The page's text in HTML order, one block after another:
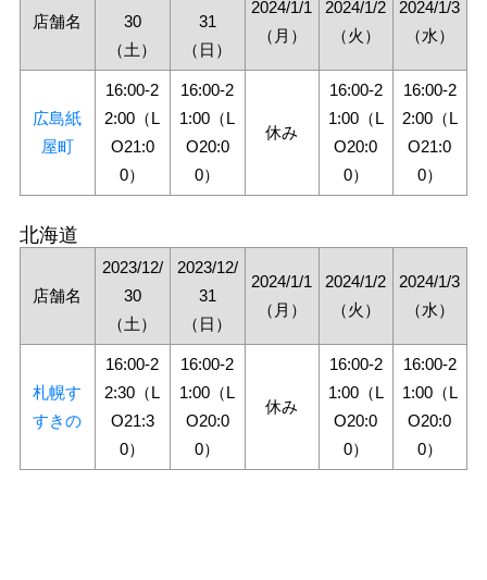
店舗名
30
（土）
31
（日）
2024/1/1
（月）
2024/1/2
（火）
2024/1/3
（水）
広島紙
屋町
16:00-2
2:00（L
O21:0
0）
16:00-2
1:00（L
O20:0
0）
休み
16:00-2
1:00（L
O20:0
0）
16:00-2
2:00（L
O21:0
0）
北海道
店舗名
2023/12/
30
（土）
2023/12/
31
（日）
2024/1/1
（月）
2024/1/2
（火）
2024/1/3
（水）
札幌す
すきの
16:00-2
2:30（L
O21:3
0）
16:00-2
1:00（L
O20:0
0）
休み
16:00-2
1:00（L
O20:0
0）
16:00-2
1:00（L
O20:0
0）